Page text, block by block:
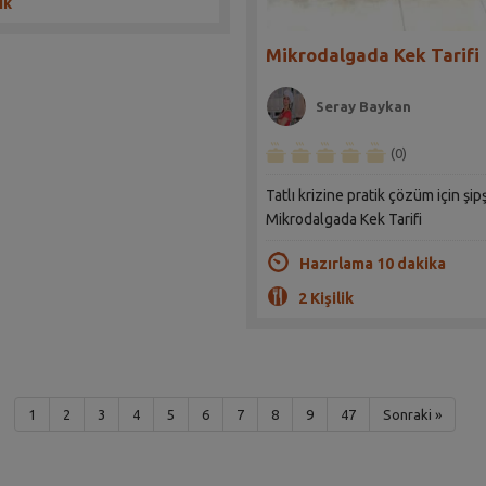
Mikrodalgada Kek Tarifi
Seray Baykan
(0)
Tatlı krizine pratik çözüm için
Mikrodalgada Kek Tarifi
Hazırlama 10 dakika
2 Kişilik
1 2 3 4 5 6 7 8 9 47 Sonraki »